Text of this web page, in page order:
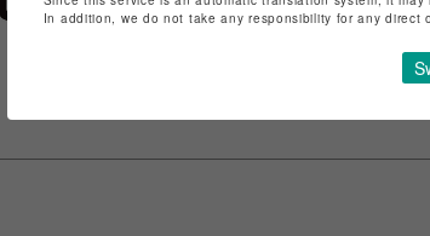
特定商取引法など
ショップお問い合
In addition, we do not take any responsibility for any